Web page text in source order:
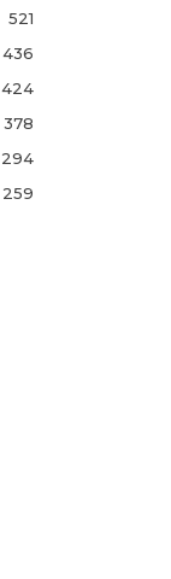
521
436
424
378
294
259